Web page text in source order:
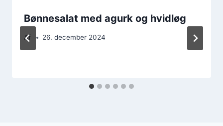
Bønnesalat med agurk og hvidløg
Af 26. december 2024